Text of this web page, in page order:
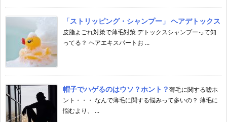
「ストリッピング・シャンプー」 ヘアデトックス
皮脂よごれ対策で薄毛対策 デトックスシャンプーって知
ってる？ ヘアエキスパートお ...
帽子でハゲるのはウソ？ホント？ 薄毛に関する嘘ホ
ント・・・ なんで薄毛に関する悩みって多いの？ 薄毛に
悩むより、 ...